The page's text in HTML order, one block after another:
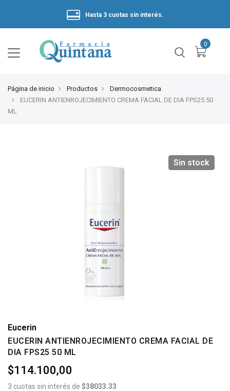
Hasta 3 cuotas sin interés.
Página de inicio Productos
Dermocosmetica
EUCERIN ANTIENROJECIMIENTO CREMA FACIAL DE DIA FPS25 50
ML
Sin stock
Sin stock
Eucerin
EUCERIN ANTIENROJECIMIENTO CREMA FACIAL DE
DIA FPS25 50 ML
$114.100,00
3 cuotas sin interés de $38033.33